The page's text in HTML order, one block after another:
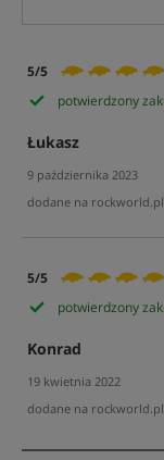
5/5
potwierdzony
Łukasz
9 października 2023
dodane na rockworld.pl
5/5
potwierdzony
Konrad
19 kwietnia 2022
dodane na rockworld.pl